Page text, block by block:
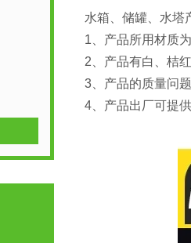
水箱、储罐、水塔
1、产品所用材质
2、产品有白、桔
3、产品的质量问
4、产品出厂可提